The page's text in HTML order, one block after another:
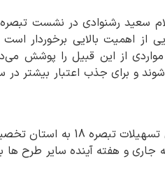
اجرایی از اهمیت بالایی
از این قبیل را پوشش
طی هفته جاری و هفته آینده سایر طرح